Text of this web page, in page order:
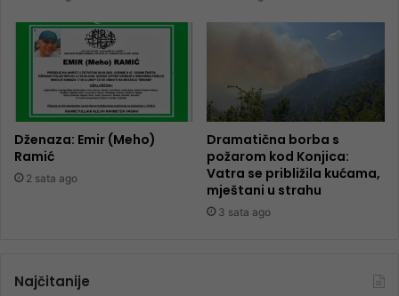
Dženaza: Emir (Meho)
Ramić
2 sata ago
Dramatična borba s
požarom kod Konjica:
Vatra se približila kućama,
mještani u strahu
3 sata ago
Najčitanije